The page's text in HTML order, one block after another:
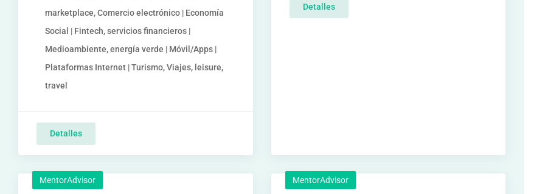
marketplace, Comercio electrónico | Economía
Social | Fintech, servicios financieros |
Medioambiente, energía verde | Móvil/Apps |
Plataformas Internet | Turismo, Viajes, leisure,
travel
Detalles
Detalles
MentorAdvisor MentorAdvisor